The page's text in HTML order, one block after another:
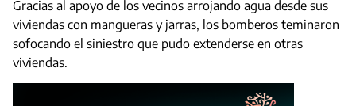
Gracias al apoyo de los vecinos arrojando agua desde sus
viviendas con mangueras y jarras, los bomberos teminaron
sofocando el siniestro que pudo extenderse en otras
viviendas.